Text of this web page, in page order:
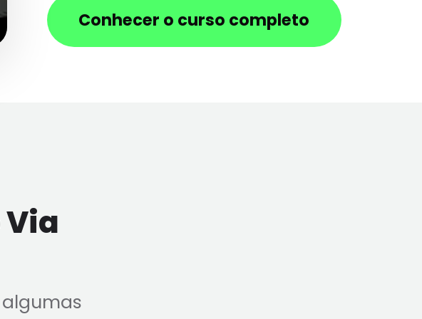
Turning and returning to some secret
place inside
Conhecer o curso completo